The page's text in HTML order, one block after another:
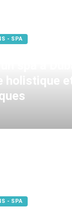
- SPA
holistique et
- SPA